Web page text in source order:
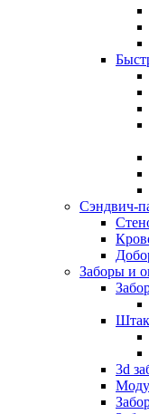
Сэндвич-
Заборы и
3d